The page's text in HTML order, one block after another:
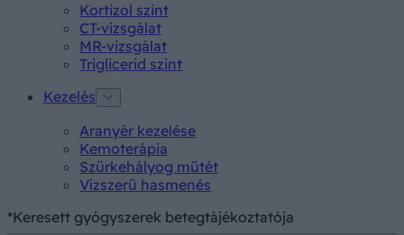
Kortizol szint
CT-vizsgálat
MR-vizsgálat
Triglicerid szint
Kezelés
Aranyér kezelése
Kemoterápia
Szürkehályog műtét
Vízszerű hasmenés
*Keresett gyógyszerek betegtájékoztatója